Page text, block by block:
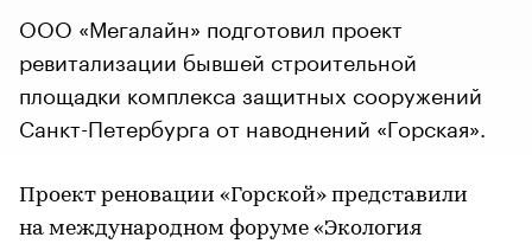
ООО «Мегалайн» подготовил проект
ревитализации бывшей строительной
площадки комплекса защитных сооружений
Санкт-Петербурга от наводнений «Горская».
Проект реновации «Горской» представили
на международном форуме «Экология